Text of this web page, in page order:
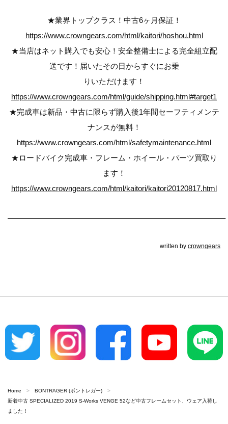
★業界トップクラス！中古6ヶ月保証！
https://www.crowngears.com/html/kaitori/hoshou.html
★当店はネット購入でも安心！安全整備士による完全組立配
送です！届いたその日からすぐにお乗
りいただけます！
https://www.crowngears.com/html/guide/shipping.html#target1
★完成車は新品・中古に限らず購入後1年間セーフティメンテ
ナンスが無料！
https://www.crowngears.com/html/safetymaintenance.html
★ロードバイク完成車・フレーム・ホイール・パーツ買取り
ます！
https://www.crowngears.com/html/kaitori/kaitori20120817.html
————————————————————————————–
written by crowngears
Home
BONTRAGER (ボントレガー)
新着中古 SPECIALIZED 2019 S-Works VENGE 52など中古フレームセット、ウェア入荷し
ました！